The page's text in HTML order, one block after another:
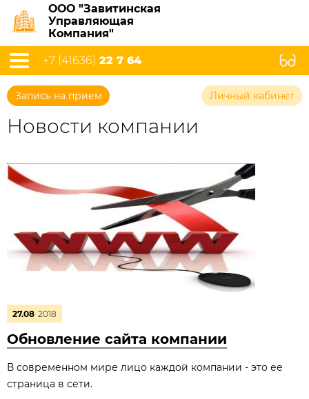
ООО "Завитинская
Управляющая
Компания"
+7 (41636) 22 7 64
Запись на прием Личный кабинет
Новости компании
27.08 2018
Обновление сайта компании
В современном мире лицо каждой компании - это ее
страница в сети.